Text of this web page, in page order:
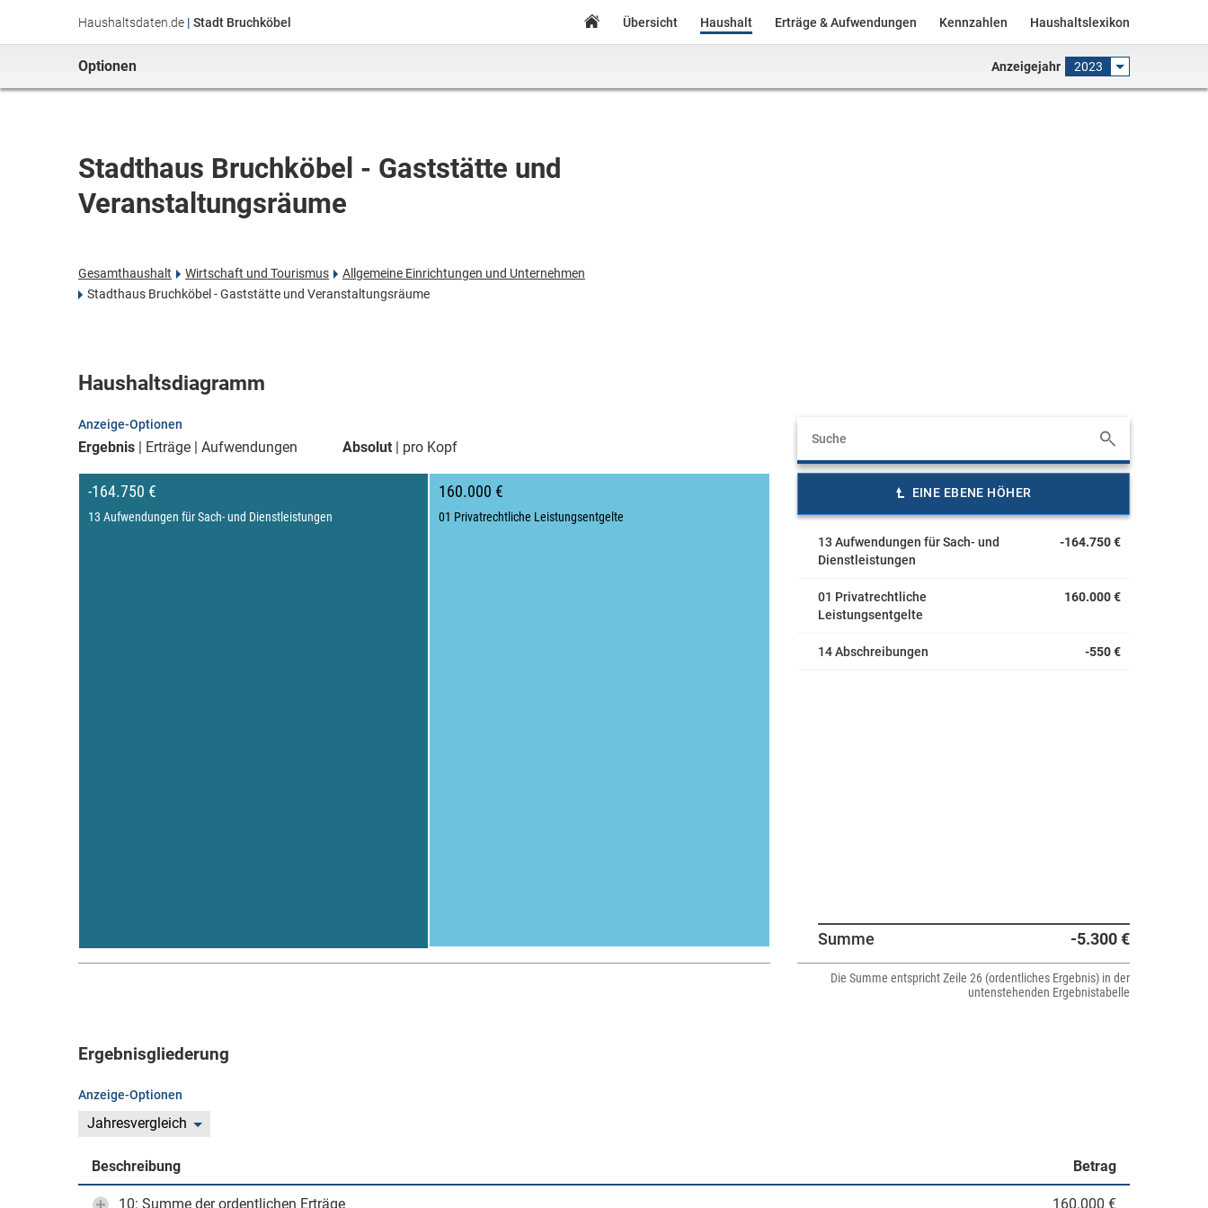
Haushaltsdaten.de | Stadt Bruchköbel Übersicht Haushalt Erträge & Aufwendungen Kennzahlen Haushaltslexikon
Optionen Anzeigejahr 2023
Stadthaus Bruchköbel - Gaststätte und
Veranstaltungsräume
Gesamthaushalt Wirtschaft und Tourismus
Allgemeine Einrichtungen und Unternehmen
Stadthaus Bruchköbel - Gaststätte und Veranstaltungsräume
Haushaltsdiagramm
Anzeige-Optionen
Ergebnis Erträge Aufwendungen Absolut pro Kopf
-164.750 €
13 Aufwendungen für Sach- und Dienstleistungen
160.000 €
01 Privatrechtliche Leistungsentgelte
EINE EBENE HÖHER
13 Aufwendungen für Sach- und
Dienstleistungen
-164.750 €
01 Privatrechtliche
Leistungsentgelte
160.000 €
14 Abschreibungen -550 €
Summe -5.300 €
Die Summe entspricht Zeile 26 (ordentliches Ergebnis) in der
untenstehenden Ergebnistabelle
Ergebnisgliederung
Anzeige-Optionen
Jahresvergleich
Beschreibung Betrag
10: Summe der ordentlichen Erträge 160.000 €